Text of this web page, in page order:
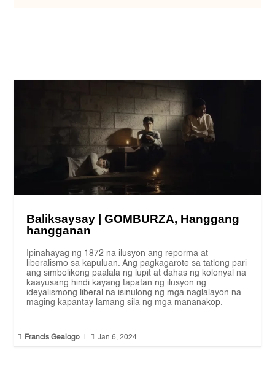
Baliksaysay | GOMBURZA, Hanggang
hangganan
Ipinahayag ng 1872 na ilusyon ang reporma at
liberalismo sa kapuluan. Ang pagkagarote sa tatlong pari
ang simbolikong paalala ng lupit at dahas ng kolonyal na
kaayusang hindi kayang tapatan ng ilusyon ng
ideyalismong liberal na isinulong ng mga naglalayon na
maging kapantay lamang sila ng mga mananakop.
 Francis Gealogo  Jan 6, 2024